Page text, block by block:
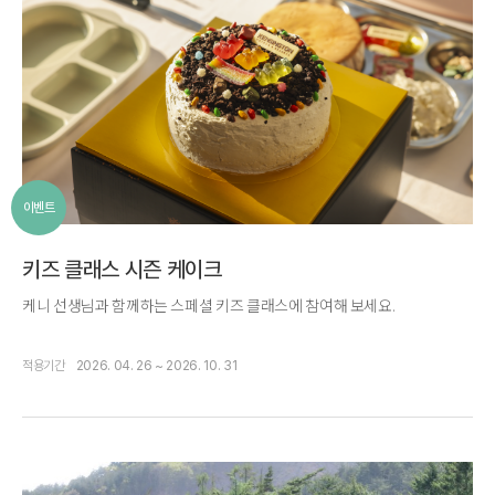
이벤트
키즈 클래스 시즌 케이크
케니 선생님과 함께하는 스페셜 키즈 클래스에 참여해 보세요.
적용기간 2026. 04. 26 ~ 2026. 10. 31